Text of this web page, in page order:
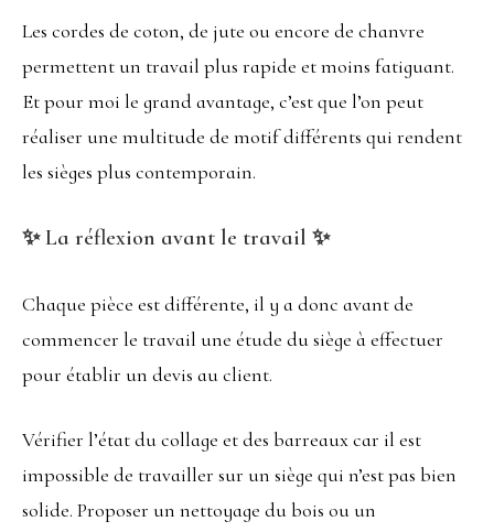
Les cordes de coton, de jute ou encore de chanvre
permettent un travail plus rapide et moins fatiguant.
Et pour moi le grand avantage, c’est que l’on peut
réaliser une multitude de motif différents qui rendent
les sièges plus contemporain.
✨ La réflexion avant le travail ✨
Chaque pièce est différente, il y a donc avant de
commencer le travail une étude du siège à effectuer
pour établir un devis au client.
Vérifier l’état du collage et des barreaux car il est
impossible de travailler sur un siège qui n’est pas bien
solide. Proposer un nettoyage du bois ou un